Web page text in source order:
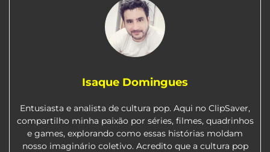
Isaque Domingues
Entusiasta e analista de cultura pop. Aqui no ClipSaver,
compartilho minha paixão por séries, filmes, quadrinhos
e games, explorando como essas histórias moldam
nosso imaginário coletivo. Acredito que a cultura pop